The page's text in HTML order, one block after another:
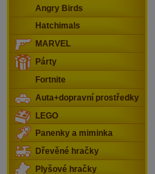
Angry Birds
Hatchimals
MARVEL
Párty
Fortnite
Auta+dopravní prostředky
LEGO
Panenky a miminka
Dřevěné hračky
Plyšové hračky